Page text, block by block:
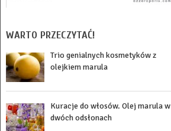
WARTO PRZECZYTAĆ!
Trio genialnych kosmetyków z
olejkiem marula
Kuracje do włosów. Olej marula w
dwóch odsłonach